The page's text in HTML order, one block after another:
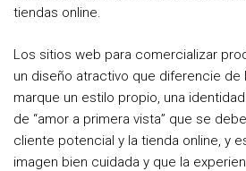
tiendas online.
Los sitios web para comercializar
un diseño atractivo que diferencie de
marque un estilo propio, una
de “amor a primera vista” que se
cliente potencial y la tienda online, y
imagen bien cuidada y que la